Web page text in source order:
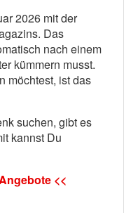
2026 mit der
Das
nach einem
kümmern musst.
möchtest, ist das
suchen, gibt es
kannst Du
<<